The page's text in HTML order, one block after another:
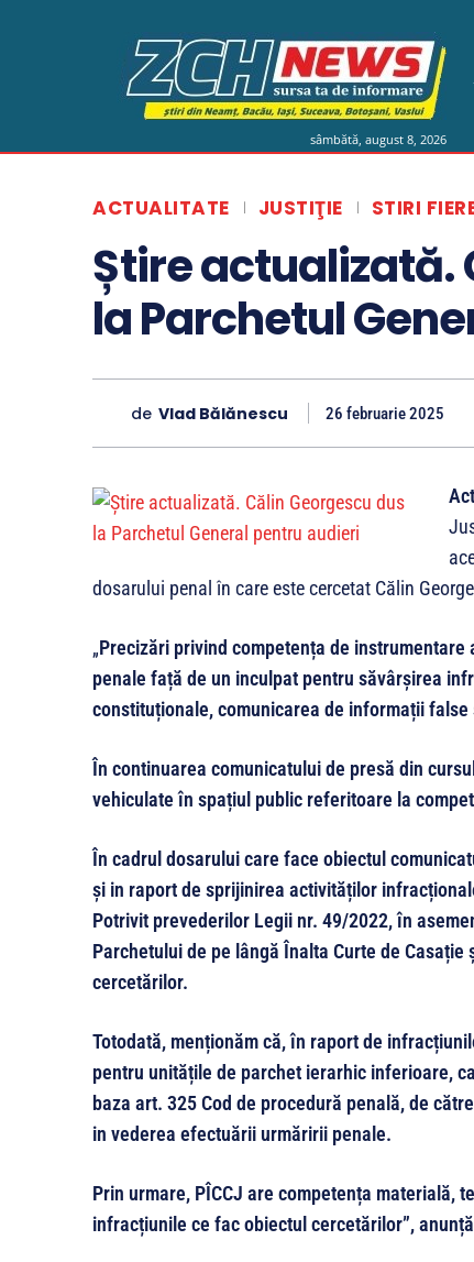
sâmbătă, august 8, 2026
ACTUALITATE JUSTIŢIE STIRI
Știre actualizată.
la Parchetul
de Vlad Bălănescu 26 februarie 2025
dosarului penal în care este cercetat Călin
„Precizări privind competența de
penale față de un inculpat pentru săvârșirea
constituționale, comunicarea de informații false
În continuarea comunicatului de presă din
vehiculate în spațiul public referitoare la
În cadrul dosarului care face obiectul
și in raport de sprijinirea activităților
Potrivit prevederilor Legii nr. 49/2022, în
Parchetului de pe lângă Înalta Curte de
cercetărilor.
Totodată, menționăm că, în raport de
pentru unitățile de parchet ierarhic inferioare,
baza art. 325 Cod de procedură penală, de
in vederea efectuării urmăririi penale.
Prin urmare, PÎCCJ are competența
infracțiunile ce fac obiectul cercetărilor”,